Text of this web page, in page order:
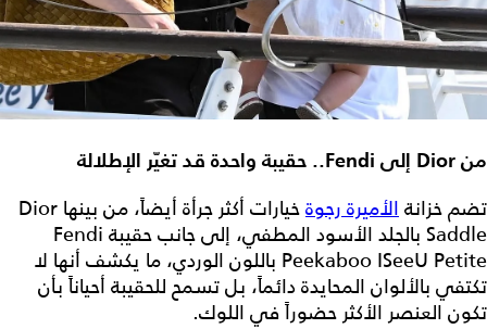
من Dior إلى Fendi.. حقيبة واحدة قد تغيّر الإطلالة
تضم خزانة الأميرة رجوة
خيارات أكثر جرأة أيضاً، من بينها Dior
Saddle بالجلد الأسود المطفي، إلى جانب حقيبة Fendi
Peekaboo ISeeU Petite باللون الوردي، ما يكشف أنها لا
تكتفي بالألوان المحايدة دائماً، بل تسمح للحقيبة أحياناً بأن
تكون العنصر الأكثر حضوراً في اللوك.